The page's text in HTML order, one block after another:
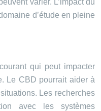
varier. L’impact du
d’étude en pleine
qui peut impacter
Le CBD pourrait aider à
Les recherches
avec les systèmes